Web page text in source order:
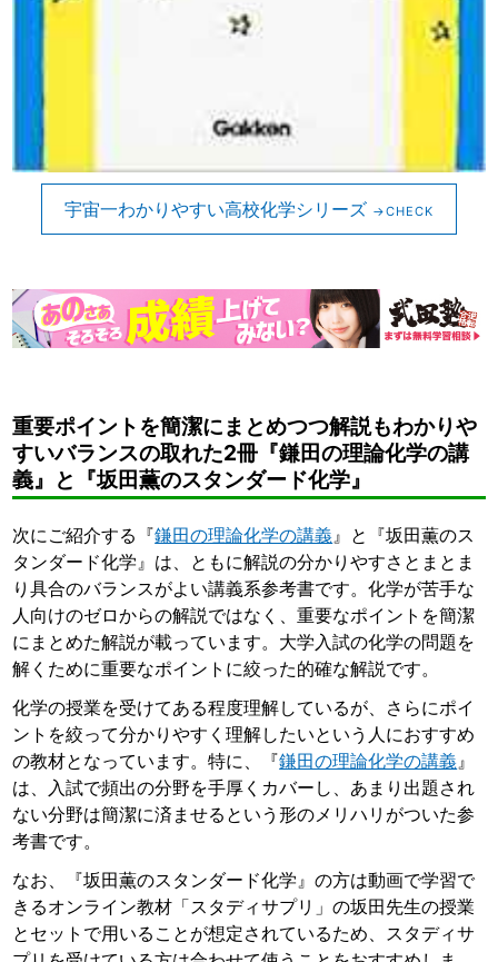
宇宙一わかりやすい高校化学シリーズ
重要ポイントを簡潔にまとめつつ解説もわかりや
すいバランスの取れた2冊『鎌田の理論化学の講
義』と『坂田薫のスタンダード化学』
次にご紹介する『鎌田の理論化学の講義 』と『坂田薫のス
タンダード化学』は、ともに解説の分かりやすさとまとま
り具合のバランスがよい講義系参考書です。化学が苦手な
人向けのゼロからの解説ではなく、重要なポイントを簡潔
にまとめた解説が載っています。大学入試の化学の問題を
解くために重要なポイントに絞った的確な解説です。
化学の授業を受けてある程度理解しているが、さらにポイ
ントを絞って分かりやすく理解したいという人におすすめ
の教材となっています。特に、『鎌田の理論化学の講義 』
は、入試で頻出の分野を手厚くカバーし、あまり出題され
ない分野は簡潔に済ませるという形のメリハリがついた参
考書です。
なお、『坂田薫のスタンダード化学』の方は動画で学習で
きるオンライン教材「スタディサプリ」の坂田先生の授業
とセットで用いることが想定されているため、スタディサ